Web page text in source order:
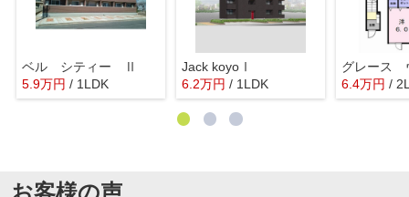
ベル シティー Ⅱ
5.9万円 / 1LDK
Jack koyoⅠ
6.2万円 / 1LDK
グレース
6.4万円 /
お客様の声